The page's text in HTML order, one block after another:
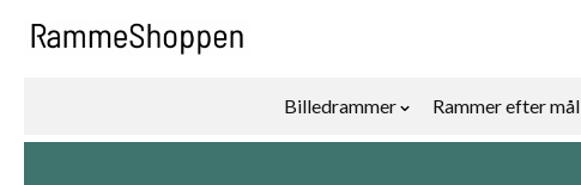
Billedrammer
Rammer efter mål